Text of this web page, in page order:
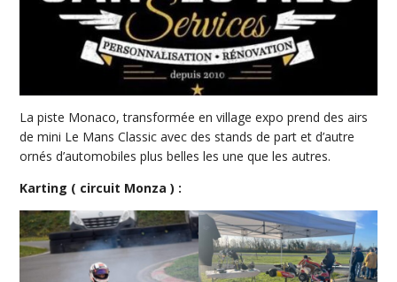
La piste Monaco, transformée en village expo prend des airs
de mini Le Mans Classic avec des stands de part et d’autre
ornés d’automobiles plus belles les une que les autres.
Karting ( circuit Monza ) :